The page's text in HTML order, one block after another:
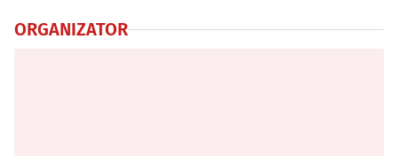
ORGANIZATOR